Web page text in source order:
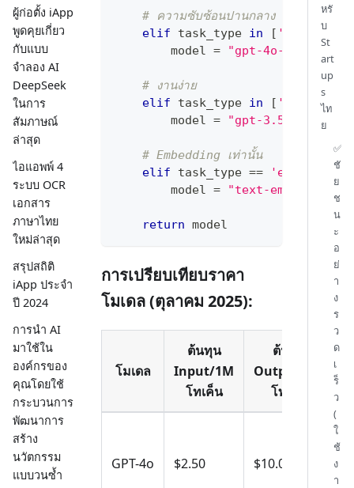
ผู้ก่อตั้ง iApp
พูดคุยเกี่ยว
กับแบบ
จำลอง AI
DeepSeek
ในการ
สัมภาษณ์
ล่าสุด
ไอแอพพ์ 4
ระบบ OCR
เอกสาร
ภาษาไทย
ใหม่ล่าสุด
สรุปสถิติ
iApp ประจำ
ปี 2024
การนำ AI
มาใช้ใน
องค์กรของ
คุณโดยใช้
กระบวนการ
พัฒนาการ
สร้าง
นวัตกรรม
แบบวนซ้ำ
# ความซับซ้อนปานกลาง
elif task_type in [
        model
= "gpt-4o-mini"
# งานง่าย
elif task_type in [
        model
= "gpt-3.5-turbo"
# Embedding เท่านั้น
elif task_type == 'embedding'
        model
= "text-embedding-
return model
การเปรียบเทียบราคา
โมเดล (ตุลาคม 2025):
โมเดล
ต้นทุน
Input/1M
โทเค็น
ต้นทุน
Output/1M
โทเค็น
GPT-4o $2.50 $10.00
หรั
บ
St
art
up
s
ไท
ย
✅
ชั
ย
ช
น
ะ
อ
ย่
า
ง
ร
ว
ด
เ
ร็
ว
(
ใ
ช้
ง
า